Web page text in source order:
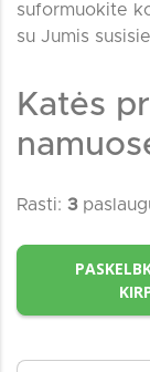
suformuokite
su Jumis
Katės
Rasti: 3